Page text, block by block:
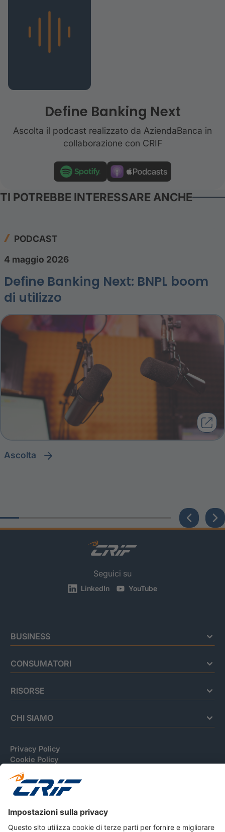
Define Banking Next
Ascolta il podcast realizzato da AziendaBanca in
collaborazione con CRIF
TI POTREBBE INTERESSARE ANCHE
PODCAST
4 maggio 2026
Define Banking Next: BNPL boom
di utilizzo
ascolta
Seguici su
LinkedIn YouTube
BUSINESS
CONSUMATORI
RISORSE
CHI SIAMO
Privacy Policy
Cookie Policy
Informativa Dati Personali
CRIF Business Ethics
Accessibilità
Creditizie